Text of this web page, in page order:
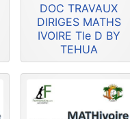
DOC TRAVAUX
DIRIGES MATHS
IVOIRE Tle D BY
TEHUA